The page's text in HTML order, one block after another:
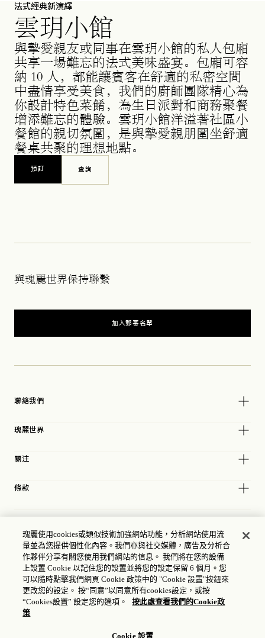
法式經典新演繹
雲玥小館
與摯愛親友或同事在雲玥小館的私人包廂
共享一場難忘的法式美味盛宴。包廂可容
納 10 人，都能讓賓客在舒適的私密空間
中盡情享受美食，我們的廚師團隊精心為
你設計特色菜餚，為生日派對和商務聚餐
增添難忘的體驗。雲玥小館洋溢著社區小
餐館的親切氛圍，是與摯愛親朋圍坐舒適
餐桌共聚的理想地點。
預訂
OPENS IN A NEW TAB
查詢
與瑰麗世界保持聯繫
加入郵寄名單
聯絡我們
瑰麗世界
關注
條款
瑰麗使用cookies或類似技術加強網站功能，分析網站使用流
量並為您提供個性化內容。我們亦與社交媒體，廣告及分析合
作夥伴分享有關您使用我們網站的信息。 我們將在您的設備
上設置 Cookie 以記住您的設置並將您的設定保留 6 個月。您
可以隨時點擊我們網頁 Cookie 政策中的 "Cookie 設置"按鈕來
更改您的設定。 按“同意”以同意所有cookies設定，或按
“Cookies設置” 設定您的選項。
按此處查看我們的Cookie政
策
Cookie 設置